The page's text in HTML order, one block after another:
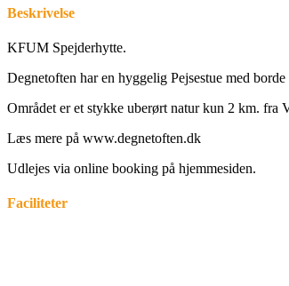
Beskrivelse
KFUM Spejderhytte.
Degnetoften har en hyggelig Pejsestue med
Området er et stykke uberørt natur kun 2 km. fra
Læs mere på www.degnetoften.dk
Udlejes via online booking på hjemmesiden.
Faciliteter